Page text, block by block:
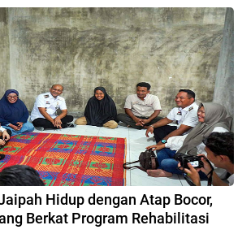
Hidup dengan Atap Bocor,
Berkat Program Rehabilitasi